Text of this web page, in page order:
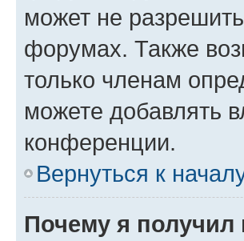
может не
форумах. Также
только членам
можете добавлять
конференции.
Вернуться к
Почему я